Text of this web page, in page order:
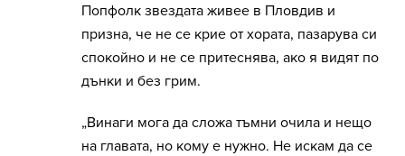
Попфолк звездата живее в Пловдив и
призна, че не се крие от хората, пазарува си
спокойно и не се притеснява, ако я видят по
дънки и без грим.
„Винаги мога да сложа тъмни очила и нещо
на главата, но кому е нужно. Не искам да се